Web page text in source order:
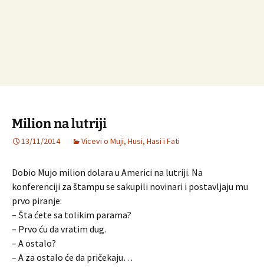
Milion na lutriji
13/11/2014 Vicevi o Muji, Husi, Hasi i Fati
Dobio Mujo milion dolara u Americi na lutriji. Na
konferenciji za štampu se sakupili novinari i postavljaju mu
prvo piranje:
– Šta ćete sa tolikim parama?
– Prvo ću da vratim dug.
– A ostalo?
– A za ostalo će da pričekaju…